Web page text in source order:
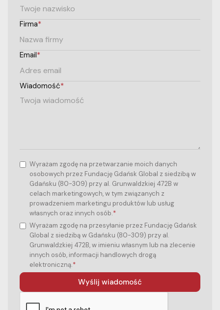
Firma*
Email*
Wiadomość*
Wyrażam zgodę na przetwarzanie moich danych
osobowych przez Fundację Gdańsk Global z siedzibą w
Gdańsku (80-309) przy al. Grunwaldzkiej 472B w
celach marketingowych, w tym związanych z
prowadzeniem marketingu produktów lub usług
własnych oraz innych osób.*
Wyrażam zgodę na przesyłanie przez Fundację Gdańsk
Global z siedzibą w Gdańsku (80-309) przy al.
Grunwaldzkiej 472B, w imieniu własnym lub na zlecenie
innych osób, informacji handlowych drogą
elektroniczną.*